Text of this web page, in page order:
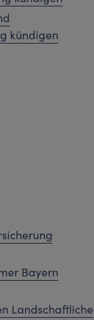
kündigen
Bayern
Landschaftliche